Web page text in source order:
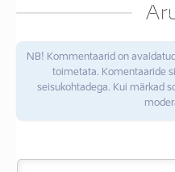
NB! Kommentaarid on
toimetata. Komentaaride
seisukohtadega. Kui märkad